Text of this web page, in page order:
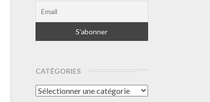
CATÉGORIES
Catégories